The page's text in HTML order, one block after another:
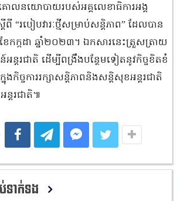
ោលនយោបាយរបស់អគ្គលេខាធិការអង្គ
“របៀបវារៈថ្មីសម្រាប់សន្តិភាព” ដែលបាន
កក្កដា ឆ្នាំ២០២៣។ ឯកសារនេះត្រួសត្រាយ
ន្តរជាតិ ដើម្បីពង្រឹងបន្ថែមទៀតនូវកិច្ចខិតខំ
កិច្ចការរក្សាសន្តិភាពនិងសន្តិសុខអន្តរជាតិ
ន្តរជាតិ៕
ទាក់ទង